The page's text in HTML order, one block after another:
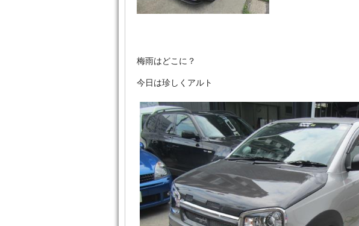
梅雨はどこに？
今日は珍しくアルト